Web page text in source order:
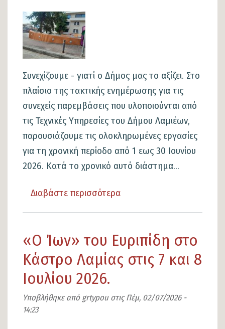
Προγραμματική
Σύμβαση
διαδικασίες
χρηματοδότησης
Εικόνα
Συνεχίζουμε - γιατί ο Δήμος μας το αξίζει. Στο
πλαίσιο της τακτικής ενημέρωσης για τις
συνεχείς παρεμβάσεις που υλοποιούνται από
τις Τεχνικές Υπηρεσίες του Δήμου Λαμιέων,
παρουσιάζουμε τις ολοκληρωμένες εργασίες
για τη χρονική περίοδο από 1 εως 30 Ιουνίου
2026. Κατά το χρονικό αυτό διάστημα...
Διαβάστε περισσότερα
Λαμιέων:
Παρεμβάσεις
Τεχνικών
-
«Ο Ίων» του Ευριπίδη στο
Κάστρο Λαμίας στις 7 και 8
Ιουλίου 2026.
Υποβλήθηκε από grtypouστιςΠέμ, 02/07/2026 -
14:23